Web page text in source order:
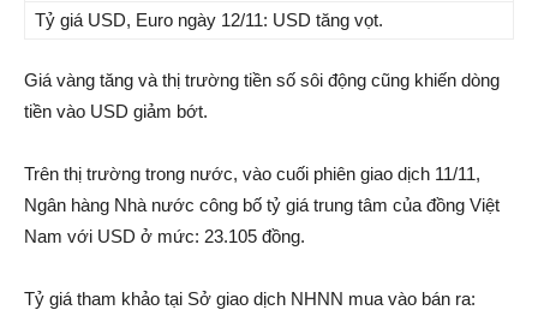
Tỷ giá USD, Euro ngày 12/11: USD tăng vọt.
Giá vàng tăng và thị trường tiền số sôi động cũng khiến dòng
tiền vào USD giảm bớt.
Trên thị trường trong nước, vào cuối phiên giao dịch 11/11,
Ngân hàng Nhà nước công bố tỷ giá trung tâm của đồng Việt
Nam với USD ở mức: 23.105 đồng.
Tỷ giá tham khảo tại Sở giao dịch NHNN mua vào bán ra: